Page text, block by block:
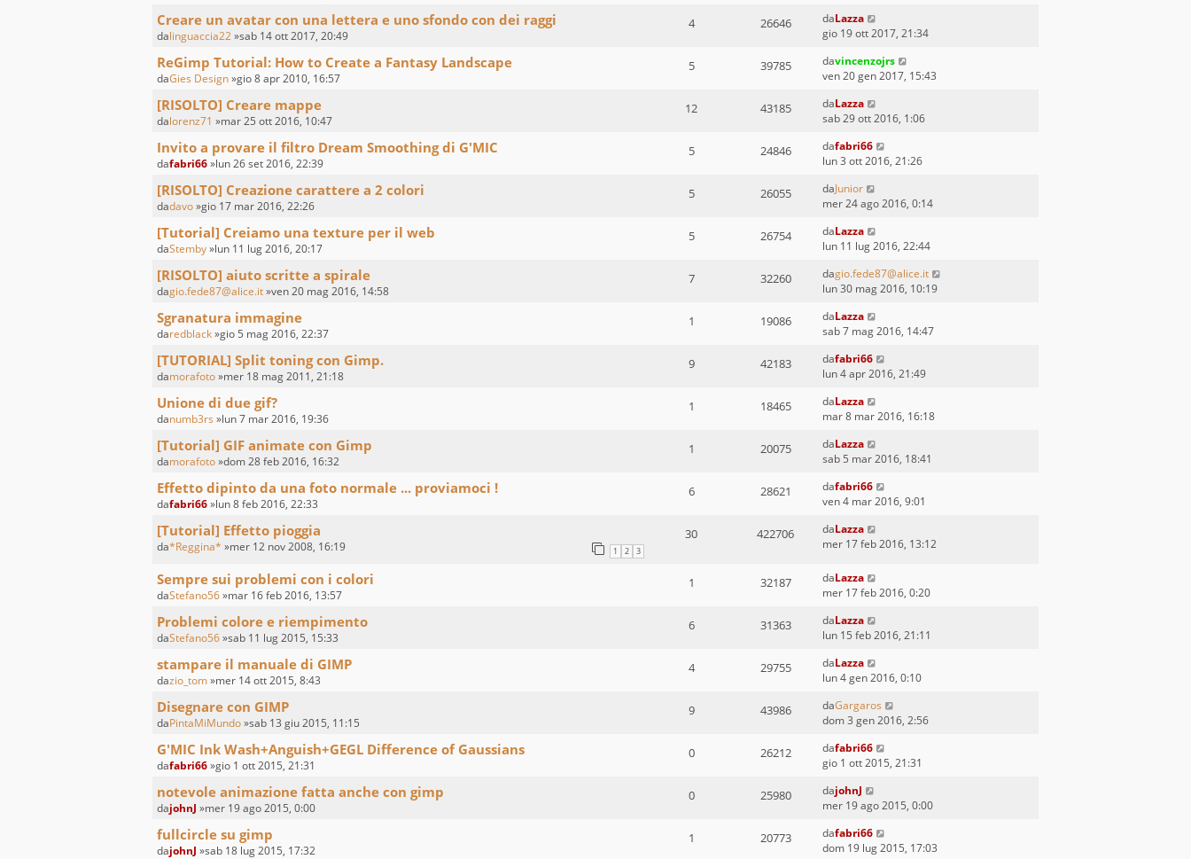
Creare un avatar con una lettera e uno sfondo con dei raggi
dalinguaccia22»sab 14 ott 2017, 20:49
4 26646 daLazza
gio 19 ott 2017, 21:34
ReGimp Tutorial: How to Create a Fantasy Landscape
daGies Design»gio 8 apr 2010, 16:57
5 39785 davincenzojrs
ven 20 gen 2017, 15:43
[RISOLTO] Creare mappe
dalorenz71 »mar 25 ott 2016, 10:47
12 43185 daLazza
sab 29 ott 2016, 1:06
Invito a provare il filtro Dream Smoothing di G'MIC
dafabri66»lun 26 set 2016, 22:39
5 24846 dafabri66
lun 3 ott 2016, 21:26
[RISOLTO] Creazione carattere a 2 colori
dadavo»gio 17 mar 2016, 22:26
5 26055 daJunior
mer 24 ago 2016, 0:14
[Tutorial] Creiamo una texture per il web
daStemby»lun 11 lug 2016, 20:17
5 26754 daLazza
lun 11 lug 2016, 22:44
[RISOLTO] aiuto scritte a spirale
dagio.fede87@alice.it»ven 20 mag 2016, 14:58
7 32260 dagio.fede87@alice.it
lun 30 mag 2016, 10:19
Sgranatura immagine
daredblack»gio 5 mag 2016, 22:37
1 19086 daLazza
sab 7 mag 2016, 14:47
[TUTORIAL] Split toning con Gimp.
damorafoto»mer 18 mag 2011, 21:18
9 42183 dafabri66
lun 4 apr 2016, 21:49
Unione di due gif?
danumb3rs »lun 7 mar 2016, 19:36
1 18465 daLazza
mar 8 mar 2016, 16:18
[Tutorial] GIF animate con Gimp
damorafoto»dom 28 feb 2016, 16:32
1 20075 daLazza
sab 5 mar 2016, 18:41
Effetto dipinto da una foto normale ... proviamoci !
dafabri66»lun 8 feb 2016, 22:33
6 28621 dafabri66
ven 4 mar 2016, 9:01
[Tutorial] Effetto pioggia
da*Reggina* »mer 12 nov 2008, 16:19 1 2 3
30 422706 daLazza
mer 17 feb 2016, 13:12
Sempre sui problemi con i colori
daStefano56»mar 16 feb 2016, 13:57
1 32187 daLazza
mer 17 feb 2016, 0:20
Problemi colore e riempimento
daStefano56»sab 11 lug 2015, 15:33
6 31363 daLazza
lun 15 feb 2016, 21:11
stampare il manuale di GIMP
dazio_tom»mer 14 ott 2015, 8:43
4 29755 daLazza
lun 4 gen 2016, 0:10
Disegnare con GIMP
daPintaMiMundo»sab 13 giu 2015, 11:15
9 43986 daGargaros
dom 3 gen 2016, 2:56
G'MIC Ink Wash+Anguish+GEGL Difference of Gaussians
dafabri66»gio 1 ott 2015, 21:31
0 26212 dafabri66
gio 1 ott 2015, 21:31
notevole animazione fatta anche con gimp
dajohnJ »mer 19 ago 2015, 0:00
0 25980 dajohnJ
mer 19 ago 2015, 0:00
fullcircle su gimp
dajohnJ »sab 18 lug 2015, 17:32
1 20773 dafabri66
dom 19 lug 2015, 17:03